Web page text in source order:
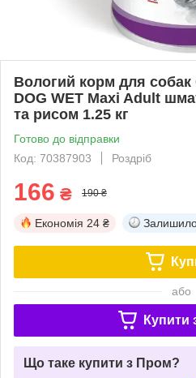
Вологий корм для
DOG WET Maxi Adult
та рисом 1.25 кг
Готово до відправки
Код: 70387903
Роздріб
166 ₴ 190 ₴
Економія 24 ₴
або
Купити
Що таке купити з Пром?